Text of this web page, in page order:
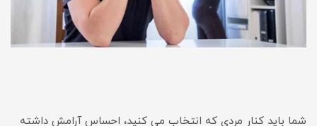
شما باید کنار مردی که انتخاب می کنید، احساس آرامش داشته